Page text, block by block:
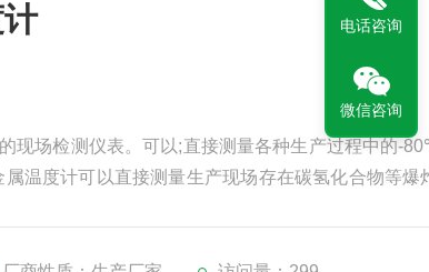
现场检测仪表。可以;直接测量各种生产过程中的-
温度计可以直接测量生产现场存在碳氢化合物等爆
电话咨询
微信咨询